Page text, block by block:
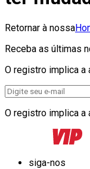
Retornar à nossa
Receba as últimas
O registro implica a
O registro implica a
siga-nos